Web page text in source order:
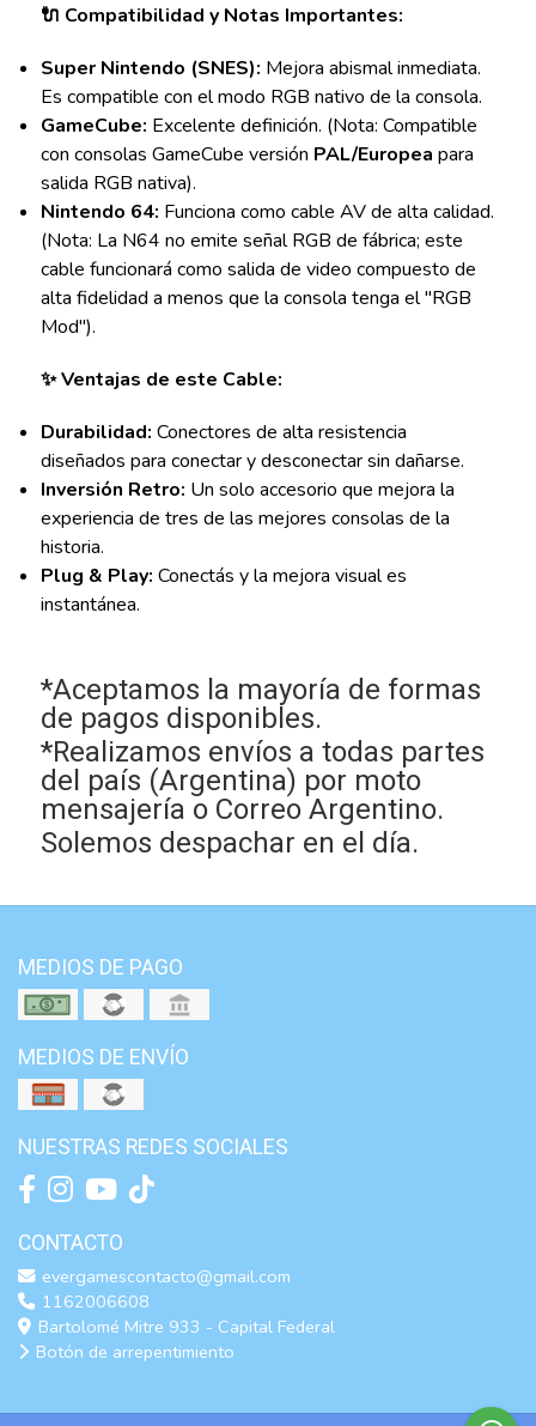
🔌 Compatibilidad y Notas Importantes:
Super Nintendo (SNES): Mejora abismal inmediata.
Es compatible con el modo RGB nativo de la consola.
GameCube: Excelente definición. (Nota: Compatible
con consolas GameCube versión PAL/Europea para
salida RGB nativa).
Nintendo 64: Funciona como cable AV de alta calidad.
(Nota: La N64 no emite señal RGB de fábrica; este
cable funcionará como salida de video compuesto de
alta fidelidad a menos que la consola tenga el "RGB
Mod").
✨ Ventajas de este Cable:
Durabilidad: Conectores de alta resistencia
diseñados para conectar y desconectar sin dañarse.
Inversión Retro: Un solo accesorio que mejora la
experiencia de tres de las mejores consolas de la
historia.
Plug & Play: Conectás y la mejora visual es
instantánea.
*Aceptamos la mayoría de formas
de pagos disponibles.
*Realizamos envíos a todas partes
del país (Argentina) por moto
mensajería o Correo Argentino.
Solemos despachar en el día.
MEDIOS DE PAGO
MEDIOS DE ENVÍO
NUESTRAS REDES SOCIALES
CONTACTO
evergamescontacto@gmail.com
1162006608
Bartolomé Mitre 933 - Capital Federal
Botón de arrepentimiento